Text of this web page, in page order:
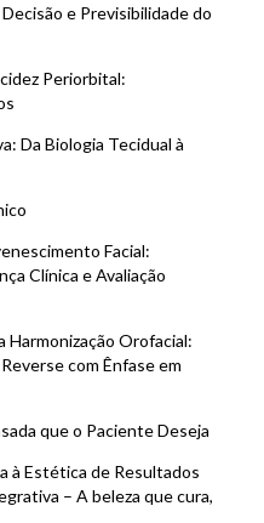
e Previsibilidade do
Periorbital:
Da Biologia Tecidual à
Facial:
Clínica e Avaliação
Harmonização Orofacial:
com Ênfase em
que o Paciente Deseja
à Estética de Resultados
– A beleza que cura,